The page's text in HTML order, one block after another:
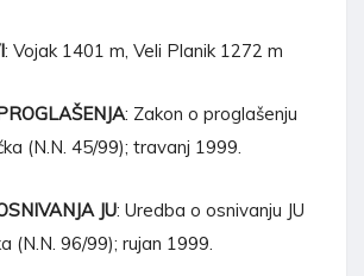
: Vojak 1401 m, Veli Planik 1272 m
: Zakon o proglašenju
(N.N. 45/99); travanj 1999.
JU: Uredba o osnivanju JU
(N.N. 96/99); rujan 1999.